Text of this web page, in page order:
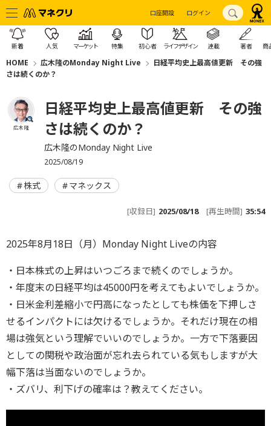
口座開設 ログイン
新着 人気 マーケット 特集 初心者 ライフデザイン 連載 著者 商
HOME 広木隆のMonday Night Live
日経平均史上最高値更新 その強
さは続くのか？
広木 隆
日経平均史上最高値更新 その強
さは続くのか？
広木隆のMonday Night Live
2025/08/19
株式 マネックス
[収録日] 2025/08/18 [再生時間] 35:54
2025年8月18日（月）Monday Night Liveの内容
・日本株式の上昇はいつごろまで続くのでしょうか。
・年度末の日経平均は45000円を考えてもよいでしょうか。
・日米金利差縮小で円高になったとしても株価を下押しさ
せるインパクトには欠けるでしょうか。それだけ現在の相
場は強気という理解でいいのでしょうか。一方で下落要因
としての関税や政治面が忘れ去られている気もしますが大
幅下落は当面ないのでしょうか。
・ズバリ、利下げの確率は？教えてください。